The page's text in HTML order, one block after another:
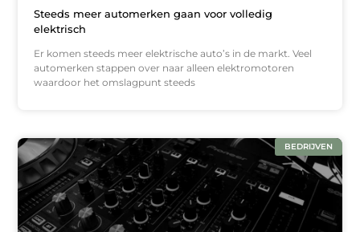
Steeds meer automerken gaan voor volledig
elektrisch
Er komen steeds meer elektrische auto’s in de markt. Veel
automerken stappen over naar alleen elektromotoren
waardoor het omslagpunt steeds
BEDRIJVEN